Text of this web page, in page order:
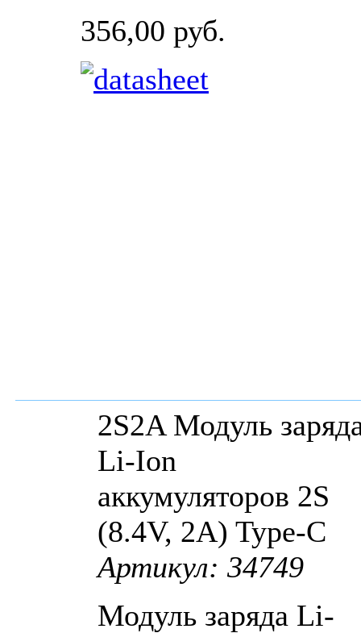
356,00 руб.
2S2A Модуль
Li-Ion
аккумуляторов 2S
(8.4V, 2A) Type-C
Артикул: 34749
Модуль заряда Li-